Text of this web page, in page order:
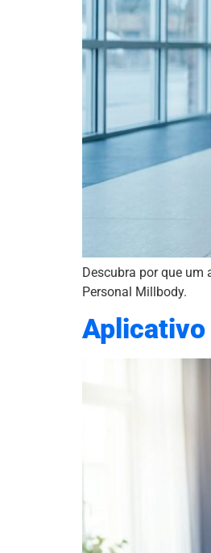
Descubra por que um
Personal Millbody.
Aplicativo